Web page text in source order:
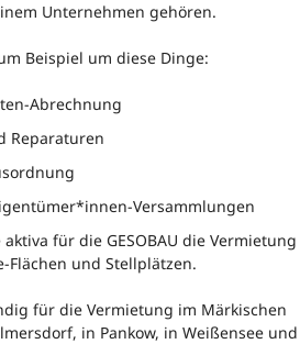
Unternehmen gehören.
Beispiel um diese Dinge:
Abrechnung
Reparaturen
Versammlungen
für die GESOBAU die Vermietung
Flächen und Stellplätzen.
für die Vermietung im Märkischen
in Pankow, in Weißensee und